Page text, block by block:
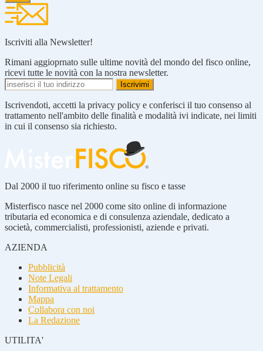
Iscriviti alla Newsletter!
Rimani aggioprnato sulle ultime novità del mondo del fisco online,
ricevi tutte le novità con la nostra newsletter.
Iscrivendoti, accetti la privacy policy e conferisci il tuo consenso al
trattamento nell'ambito delle finalità e modalità ivi indicate, nei limiti
in cui il consenso sia richiesto.
Dal 2000 il tuo riferimento online su fisco e tasse
Misterfisco nasce nel 2000 come sito online di informazione
tributaria ed economica e di consulenza aziendale, dedicato a
società, commercialisti, professionisti, aziende e privati.
AZIENDA
Pubblicità
Note Legali
Informativa al trattamento
Mappa
Collabora con noi
La Redazione
UTILITA'